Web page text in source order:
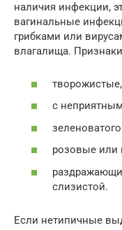
наличия инфекции,
вагинальные
грибками или
влагалища.
с
розовые или
слизистой.
Если нетипичные